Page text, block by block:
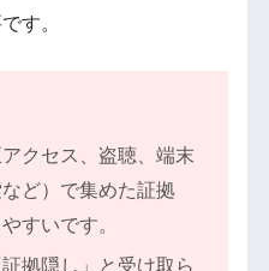
す。
クセス、盗聴、端末
ど）で集めた証拠
すいです。
拠隠し」と受け取ら